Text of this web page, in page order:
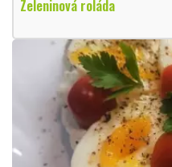
Zeleninová roláda